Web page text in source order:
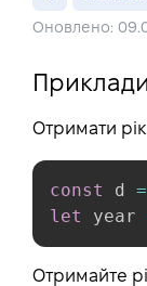
Оновлено:
Приклади
Отримати
const d =
let
year
Отримайте